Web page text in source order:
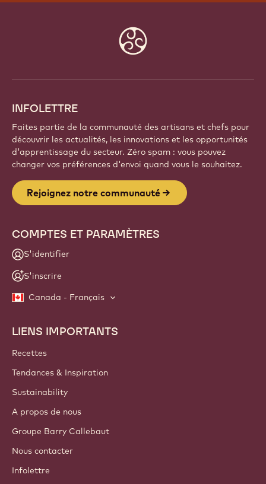
INFOLETTRE
Faites partie de la communauté des artisans et chefs pour
découvrir les actualités, les innovations et les opportunités
d'apprentissage du secteur. Zéro spam : vous pouvez
changer vos préférences d'envoi quand vous le souhaitez.
Rejoignez notre communauté
COMPTES ET PARAMÈTRES
S'identifier
S'inscrire
Canada - Français
Footer
Callebaut
LIENS IMPORTANTS
Recettes
Tendances & Inspiration
Sustainability
A propos de nous
Groupe Barry Callebaut
Nous contacter
Infolettre